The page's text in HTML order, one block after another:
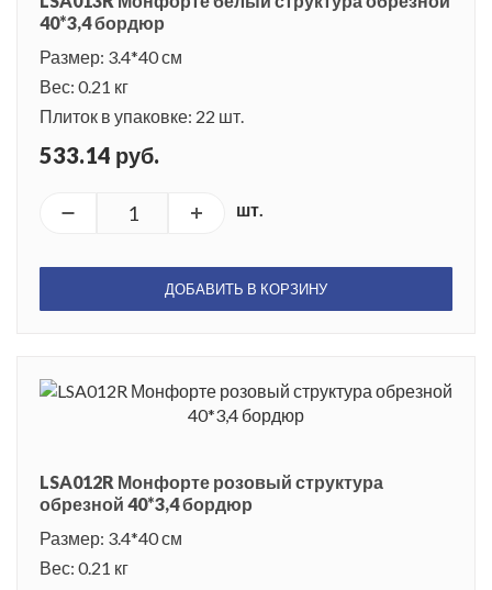
40*3,4 бордюр
Размер: 3.4*40 см
Вес: 0.21 кг
Плиток в упаковке: 22 шт.
533.14 руб.
шт.
ДОБАВИТЬ В КОРЗИНУ
LSA012R Монфорте розовый структура
обрезной 40*3,4 бордюр
Размер: 3.4*40 см
Вес: 0.21 кг